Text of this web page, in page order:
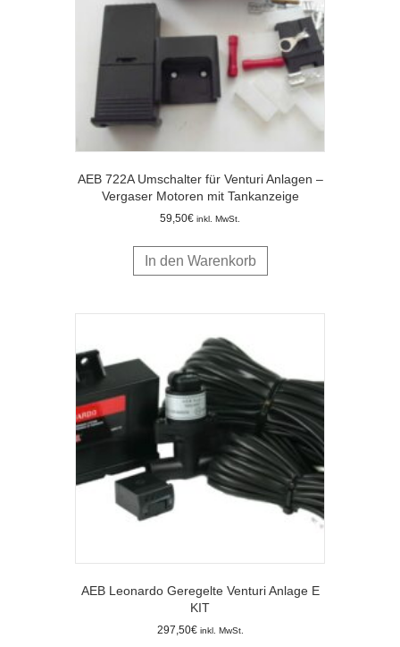
AEB 722A Umschalter für Venturi Anlagen –
Vergaser Motoren mit Tankanzeige
59,50€ inkl. MwSt.
In den Warenkorb
AEB Leonardo Geregelte Venturi Anlage E
KIT
297,50€ inkl. MwSt.